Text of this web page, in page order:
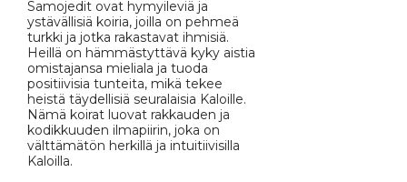
Samojedit ovat hymyileviä ja
ystävällisiä koiria, joilla on pehmeä
turkki ja jotka rakastavat ihmisiä.
Heillä on hämmästyttävä kyky aistia
omistajansa mieliala ja tuoda
positiivisia tunteita, mikä tekee
heistä täydellisiä seuralaisia Kaloille.
Nämä koirat luovat rakkauden ja
kodikkuuden ilmapiirin, joka on
välttämätön herkillä ja intuitiivisilla
Kaloilla.